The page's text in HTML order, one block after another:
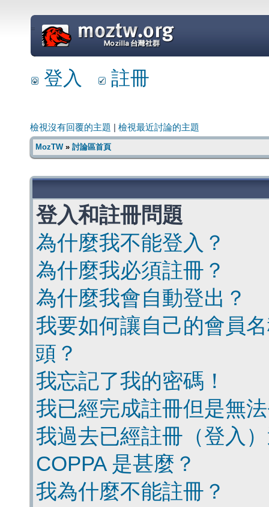
=
登入 註冊
檢視沒有回覆的主題 檢視最近討論的主題
MozTW» 討論區首頁
登入和註冊問題
為什麼我不能登入？
為什麼我必須註冊？
為什麼我會自動登出？
我要如何讓自己的會員
頭？
我忘記了我的密碼！
我已經完成註冊但是無
我過去已經註冊（登入
COPPA 是甚麼？
我為什麼不能註冊？